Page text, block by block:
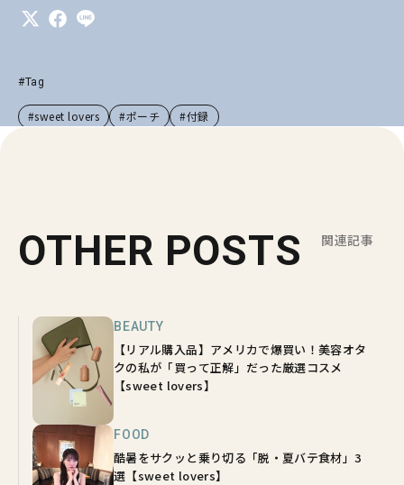
#Tag
#sweet lovers #ポーチ #付録
OTHER POSTS 関連記事
BEAUTY
【リアル購入品】アメリカで爆買い！美容オタ
クの私が「買って正解」だった厳選コスメ
【sweet lovers】
FOOD
酷暑をサクッと乗り切る「脱・夏バテ食材」3
選【sweet lovers】